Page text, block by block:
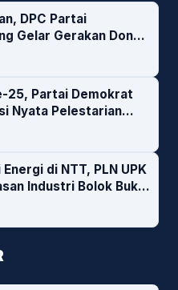
DPC Partai
Gelar Gerakan Donor
25, Partai Demokrat
Nyata Pelestarian
di NTT, PLN UPK
Industri Bolok Buka
Woodchip untuk